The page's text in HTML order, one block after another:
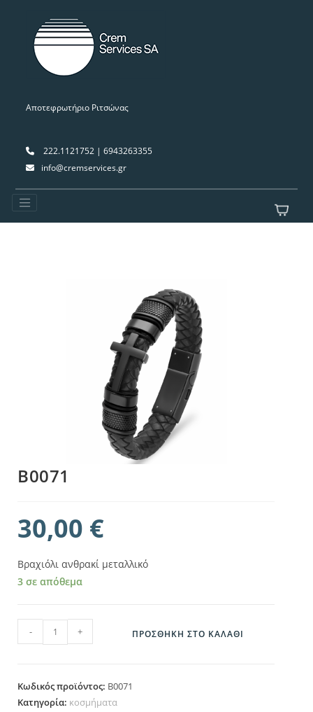
Αποτεφρωτήριο Ριτσώνας
222.1121752 | 6943263355
info@cremservices.gr
B0071
30,00 €
Βραχιόλι ανθρακί μεταλλικό
3 σε απόθεμα
B0071 ποσότητα
- + ΠΡΟΣΘΉΚΗ ΣΤΟ ΚΑΛΆΘΙ
Κωδικός προϊόντος: B0071
Κατηγορία: κοσμήματα